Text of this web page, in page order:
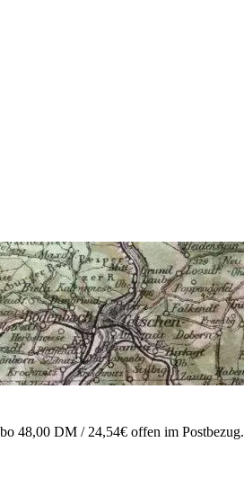
48,00 DM / 24,54€ offen im Postbezug.